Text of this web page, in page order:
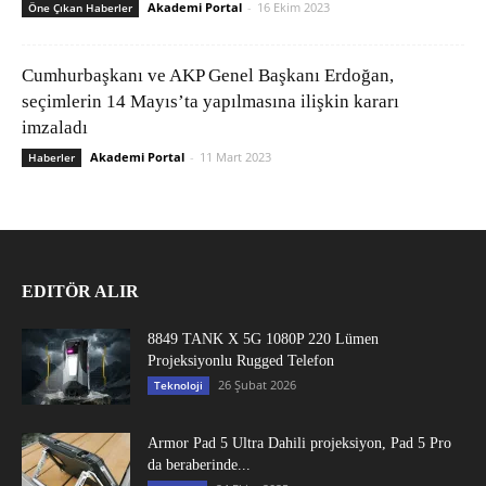
Öne Çıkan Haberler Akademi Portal - 16 Ekim 2023
Cumhurbaşkanı ve AKP Genel Başkanı Erdoğan,
seçimlerin 14 Mayıs’ta yapılmasına ilişkin kararı
imzaladı
Haberler Akademi Portal - 11 Mart 2023
EDITÖR ALIR
8849 TANK X 5G 1080P 220 Lümen
Projeksiyonlu Rugged Telefon
Teknoloji 26 Şubat 2026
Armor Pad 5 Ultra Dahili projeksiyon, Pad 5 Pro
da beraberinde...